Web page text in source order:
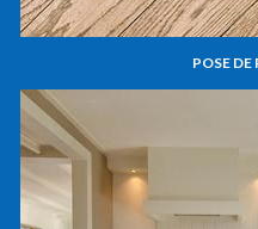
POSE